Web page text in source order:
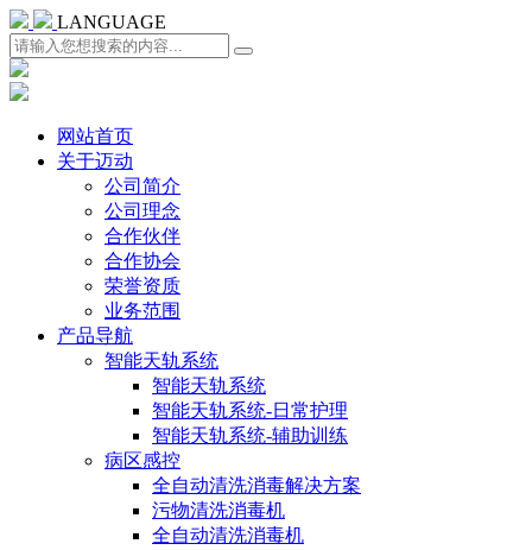
LANGUAGE
网站首页
关于迈动
公司简介
公司理念
合作伙伴
合作协会
荣誉资质
业务范围
产品导航
智能天轨系统
智能天轨系统
智能天轨系统-日常护理
智能天轨系统-辅助训练
病区感控
全自动清洗消毒解决方案
污物清洗消毒机
全自动清洗消毒机